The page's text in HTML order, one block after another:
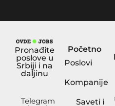
Pronađite
poslove u
Srbiji i na
daljinu
Telegram
Početno
Poslovi
Kompanije
Saveti i